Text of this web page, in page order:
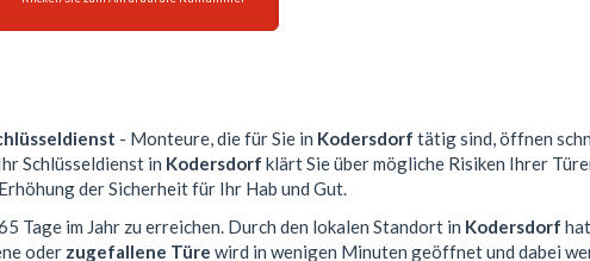
- Monteure, die für Sie in Kodersdorf tätig sind, öffnen
Schlüsseldienst in Kodersdorf klärt Sie über mögliche Risiken Ihrer
der Sicherheit für Ihr Hab und Gut.
Tage im Jahr zu erreichen. Durch den lokalen Standort in Kodersdorf
oder zugefallene Türe wird in wenigen Minuten geöffnet und dabei